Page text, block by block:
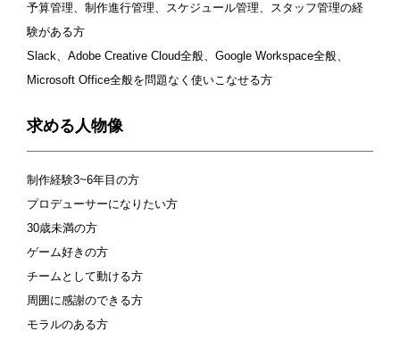
予算管理、制作進行管理、スケジュール管理、スタッフ管理の経
験がある方
Slack、Adobe Creative Cloud全般、Google Workspace全般、
Microsoft Office全般を問題なく使いこなせる方
求める人物像
制作経験3~6年目の方
プロデューサーになりたい方
30歳未満の方
ゲーム好きの方
チームとして動ける方
周囲に感謝のできる方
モラルのある方